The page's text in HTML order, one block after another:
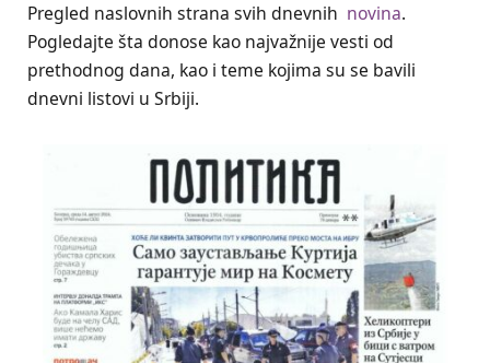
Pregled naslovnih strana svih dnevnih novina.
Pogledajte šta donose kao najvažnije vesti od
prethodnog dana, kao i teme kojima su se bavili
dnevni listovi u Srbiji.